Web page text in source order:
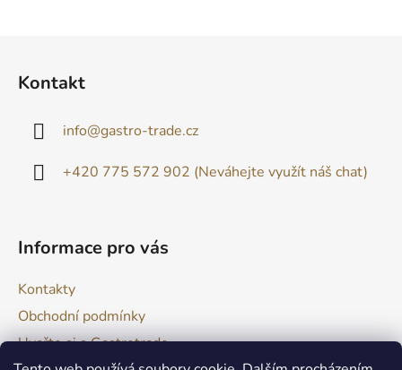
Kontakt
info@gastro-trade.cz
+420 775 572 902 (Neváhejte využít náš chat)
Informace pro vás
Kontakty
Obchodní podmínky
Uvařte si s Gastrotrade